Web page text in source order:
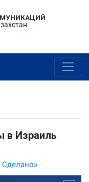
в Израиль
Сделано»